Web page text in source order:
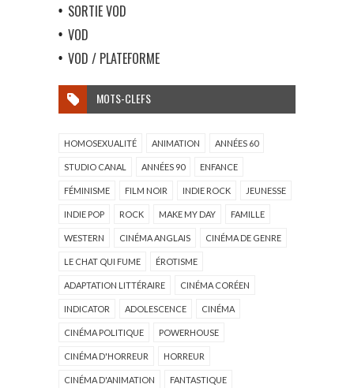
SORTIE VOD
VOD
VOD / PLATEFORME
MOTS-CLEFS
HOMOSEXUALITÉ ANIMATION ANNÉES 60
STUDIO CANAL ANNÉES 90 ENFANCE
FÉMINISME FILM NOIR INDIE ROCK JEUNESSE
INDIE POP ROCK MAKE MY DAY FAMILLE
WESTERN CINÉMA ANGLAIS CINÉMA DE GENRE
LE CHAT QUI FUME ÉROTISME
ADAPTATION LITTÉRAIRE CINÉMA CORÉEN
INDICATOR ADOLESCENCE CINÉMA
CINÉMA POLITIQUE POWERHOUSE
CINÉMA D'HORREUR HORREUR
CINÉMA D'ANIMATION FANTASTIQUE